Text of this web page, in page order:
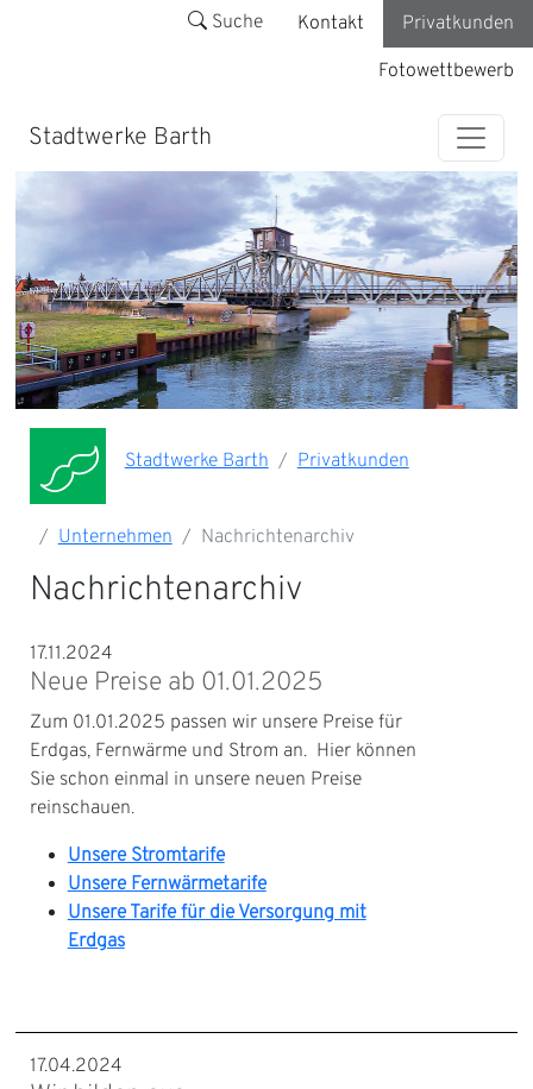
Suche Kontakt
Privatkunden
Fotowettbewerb
Stadtwerke Barth
Stadtwerke Barth Privatkunden
Unternehmen Nachrichtenarchiv
Nachrichtenarchiv
17.11.2024
Neue Preise ab 01.01.2025
Zum 01.01.2025 passen wir unsere Preise für
Erdgas, Fernwärme und Strom an. Hier können
Sie schon einmal in unsere neuen Preise
reinschauen.
Unsere Stromtarife
Unsere Fernwärmetarife
Unsere Tarife für die Versorgung mit
Erdgas
17.04.2024